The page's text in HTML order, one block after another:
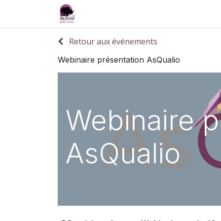
Retour aux événements
Webinaire présentation AsQualio
Webinaire
AsQualio